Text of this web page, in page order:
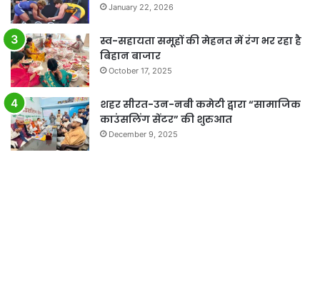
January 22, 2026
स्व-सहायता समूहों की मेहनत में रंग भर रहा है
बिहान बाजार
October 17, 2025
शहर सीरत-उन-नबी कमेटी द्वारा “सामाजिक
काउंसलिंग सेंटर” की शुरुआत
December 9, 2025